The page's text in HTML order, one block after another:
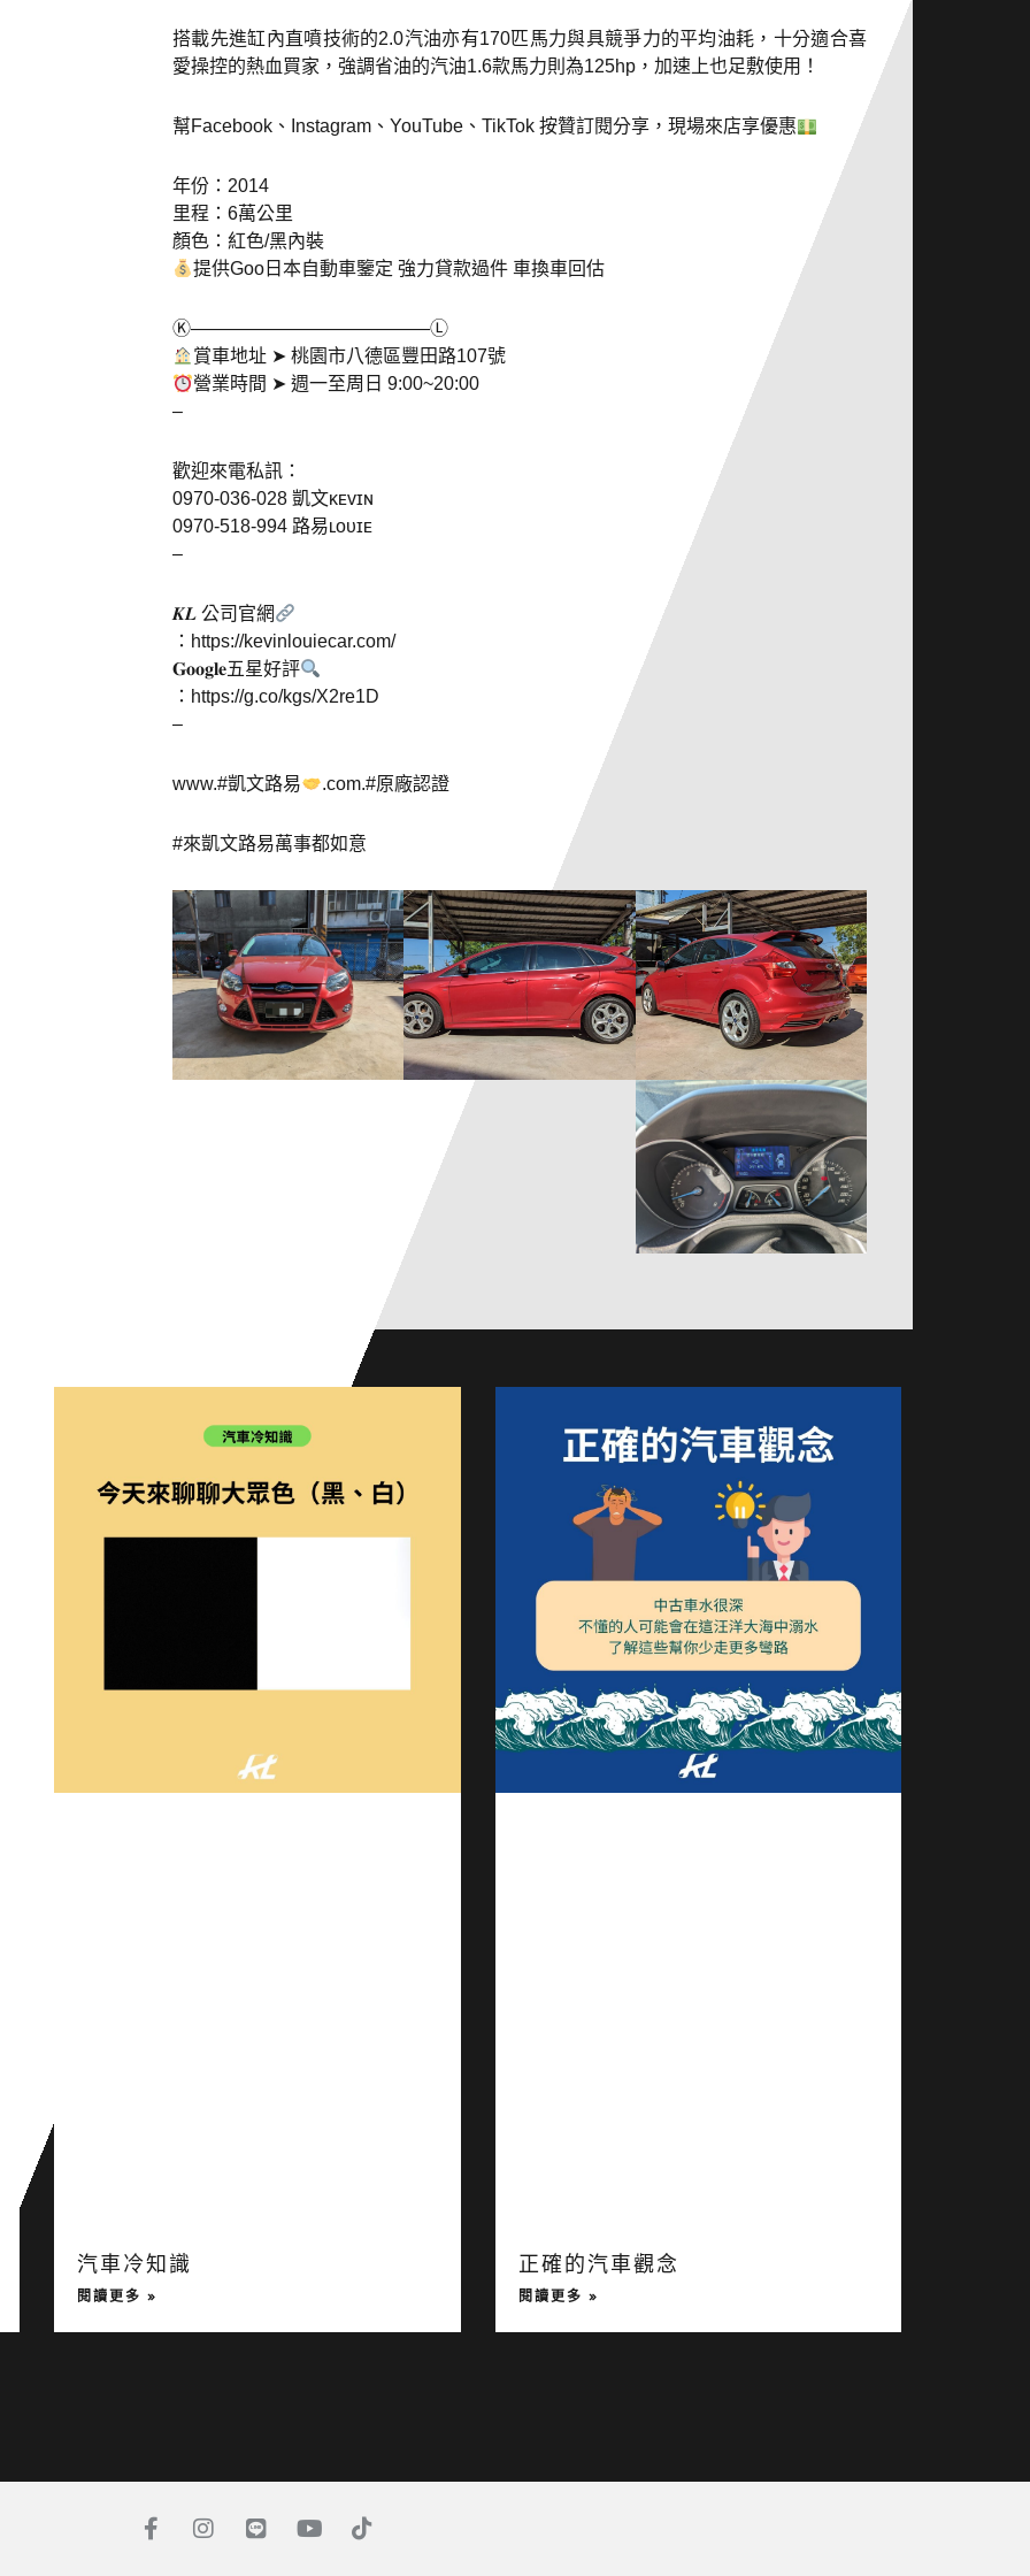
搭載先進缸內直噴技術的2.0汽油亦有170匹馬力與具競爭力的平均油耗，十分適合喜
愛操控的熱血買家，強調省油的汽油1.6款馬力則為125hp，加速上也足敷使用！
幫Facebook、Instagram、YouTube、TikTok 按贊訂閱分享，現場來店享優惠
年份：2014
里程：6萬公里
顏色：紅色/黑內裝
提供Goo日本自動車鑒定 強力貸款過件 車換車回估
Ⓚ—————————————Ⓛ
賞車地址 ➤ 桃園市八德區豐田路107號
營業時間 ➤ 週一至周日 9:00~20:00
–
歡迎來電私訊：
0970-036-028 凱文ᴋᴇᴠɪɴ
0970-518-994 路易ʟᴏᴜɪᴇ
–
𝑲𝑳 公司官網
：https://kevinlouiecar.com/
𝐆𝐨𝐨𝐠𝐥𝐞五星好評
：https://g.co/kgs/X2re1D
–
www.#凱文路易 .com.#原廠認證
#來凱文路易萬事都如意
汽車冷知識
閱讀更多 »
正確的汽車觀念
閱讀更多 »
F
a
I
L
Y
T